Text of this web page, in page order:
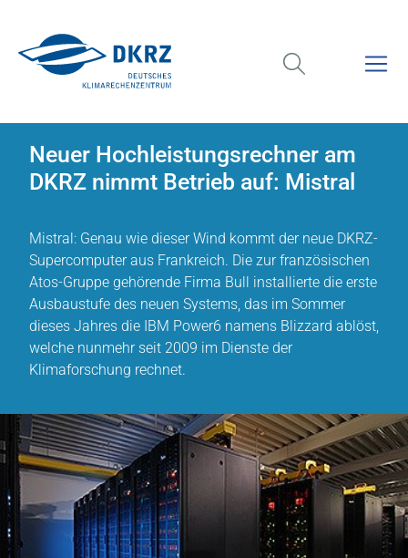
Neuer Hochleistungsrechner am
DKRZ nimmt Betrieb auf: Mistral
Mistral: Genau wie dieser Wind kommt der neue DKRZ-
Supercomputer aus Frankreich. Die zur französischen
Atos-Gruppe gehörende Firma Bull installierte die erste
Ausbaustufe des neuen Systems, das im Sommer
dieses Jahres die IBM Power6 namens Blizzard ablöst,
welche nunmehr seit 2009 im Dienste der
Klimaforschung rechnet.